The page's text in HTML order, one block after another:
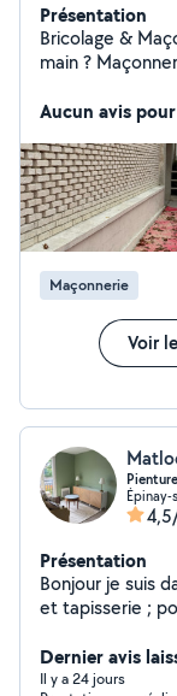
Présentation
Bricolage & Maçonnerie Particulier
main ?
gratuit.
Aucun avis
Maçonnerie
Voir
Pienture
Épinay-
Présentation
Bonjour je suis
et tapisserie ;
Dernier avis
Il y a 24 jours